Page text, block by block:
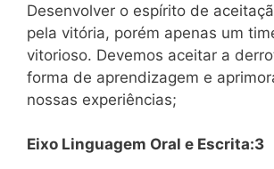
Desenvolver o espírito de
pela vitória, porém apenas um
vitorioso. Devemos aceitar a
forma de aprendizagem e
nossas experiências;
Eixo Linguagem Oral e Escrita:3